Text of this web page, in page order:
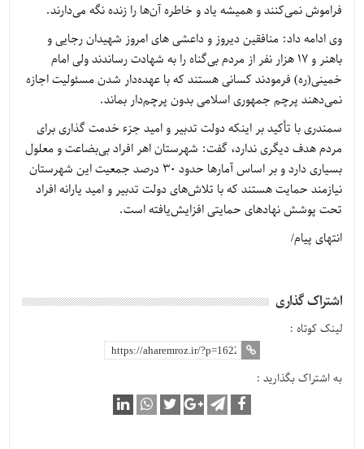
فراموش نمی‌کنند و همیشه یاد و خاطره آن‌ها را زنده نگه می‌دارند.
وی ادامه داد: منافقین دیروز و داعشی های امروز شهیدان رجایی و
باهنر و 17 هزار نفر از مردم بی‌گناه را به شهادت رساندند ولی امام
خمینی(ره) فرمودند کسانی هستند که با عهده‌دار شدن مسئولیت اجازه
نمی‌دهند پرچم جمهوری اسلامی بدون پرچم‌دار بماند.
سمندری با تأکید بر اینکه دولت تدبیر و امید جزء خدمت گذاری برای
مردم هدف دیگری ندارد، گفت: شهرستان اهر افراد بی‌بضاعت و معلول
بسیاری دارد و بر اساس آمارها حدود 30 درصد جمعیت این شهرستان
نیازمند حمایت هستند که با تلاش‌های دولت تدبیر و امید یارانه افراد
تحت پوشش نهادهای حمایتی افزایش‌یافته است.
انتهای پیام/
اشتراک گذاری
لینک کوتاه :
به اشتراک بگذارید :